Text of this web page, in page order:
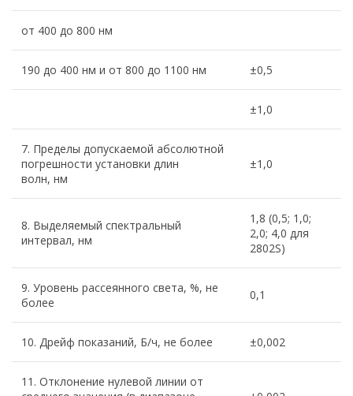
от 400 до 800 нм
190 до 400 нм и от 800 до 1100 нм ±0,5
±1,0
7. Пределы допускаемой абсолютной
погрешности установки длин
волн, нм
±1,0
8. Выделяемый спектральный
интервал, нм
1,8 (0,5; 1,0;
2,0; 4,0 для
2802S)
9. Уровень рассеянного света, %, не
более
0,1
10. Дрейф показаний, Б/ч, не более ±0,002
11. Отклонение нулевой линии от